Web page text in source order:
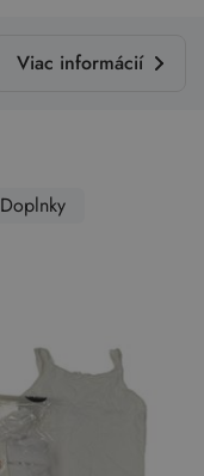
Viac informácií
Doplnky